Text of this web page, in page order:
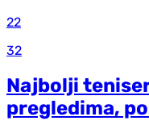
22
32
Najbolji
pregledima,